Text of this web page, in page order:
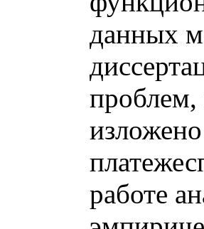
данных
работе